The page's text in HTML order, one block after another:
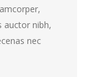
auctor nibh,
nec